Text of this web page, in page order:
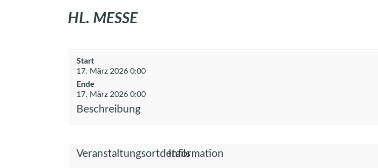
HL. MESSE
Start
17. März 2026 0:00
Ende
17. März 2026 0:00
Beschreibung
VeranstaltungsortdetailsInformation